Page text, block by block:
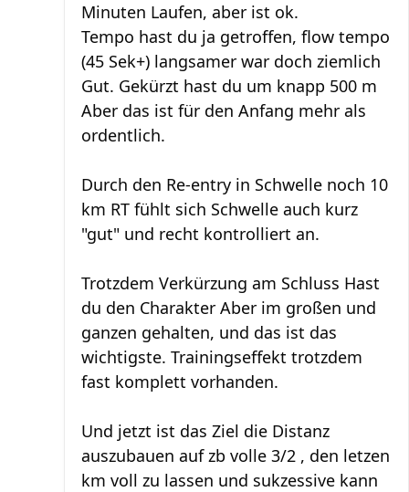
Minuten Laufen, aber ist ok.
Tempo hast du ja getroffen, flow tempo
(45 Sek+) langsamer war doch ziemlich
Gut. Gekürzt hast du um knapp 500 m
Aber das ist für den Anfang mehr als
ordentlich.
Durch den Re-entry in Schwelle noch 10
km RT fühlt sich Schwelle auch kurz
"gut" und recht kontrolliert an.
Trotzdem Verkürzung am Schluss Hast
du den Charakter Aber im großen und
ganzen gehalten, und das ist das
wichtigste. Trainingseffekt trotzdem
fast komplett vorhanden.
Und jetzt ist das Ziel die Distanz
auszubauen auf zb volle 3/2 , den letzen
km voll zu lassen und sukzessive kann